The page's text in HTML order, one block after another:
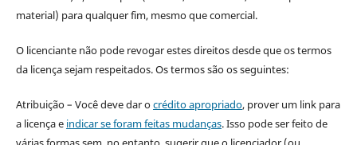
material) para qualquer fim, mesmo que comercial.
O licenciante não pode revogar estes direitos desde que os termos
da licença sejam respeitados. Os termos são os seguintes:
Atribuição – Você deve dar ocrédito apropriado, prover um link para
a licença e indicar se foram feitas mudanças. Isso pode ser feito de